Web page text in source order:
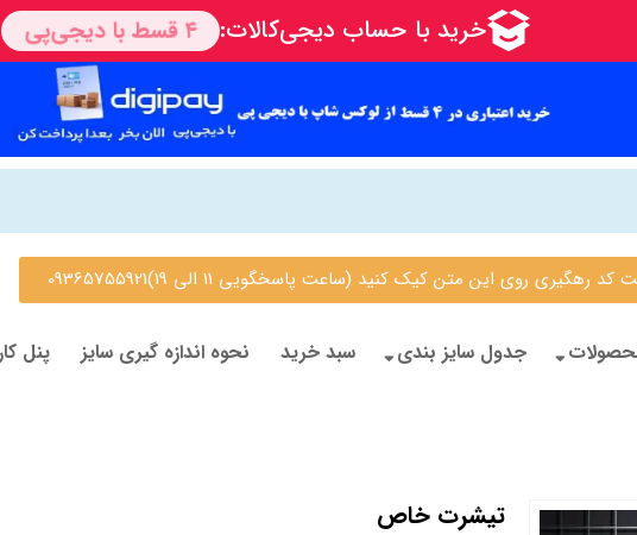
رهگیری روی این متن کیک کنید (ساعت پاسخگویی 11 الی 19)09365755921
جدول سایز بندی سبد خرید نحوه اندازه گیری سایز پنل
تیشرت خاص